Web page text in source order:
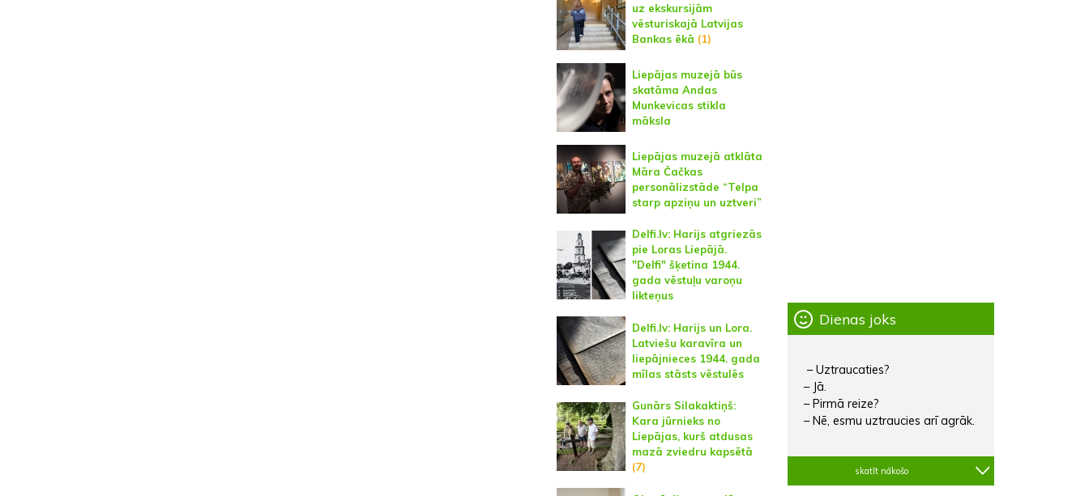
uz ekskursijām
vēsturiskajā Latvijas
Bankas ēkā (1)
Liepājas muzejā būs
skatāma Andas
Munkevicas stikla
māksla
Liepājas muzejā atklāta
Māra Čačkas
personālizstāde “Telpa
starp apziņu un uztveri”
Delfi.lv: Harijs atgriezās
pie Loras Liepājā.
"Delfi" šķetina 1944.
gada vēstuļu varoņu
likteņus
Delfi.lv: Harijs un Lora.
Latviešu karavīra un
liepājnieces 1944. gada
mīlas stāsts vēstulēs
Gunārs Silakaktiņš:
Kara jūrnieks no
Liepājas, kurš atdusas
mazā zviedru kapsētā
(7)
Dienas joks
– Uztraucaties?
– Jā.
– Pirmā reize?
– Nē, esmu uztraucies arī agrāk.
skatīt nākošo